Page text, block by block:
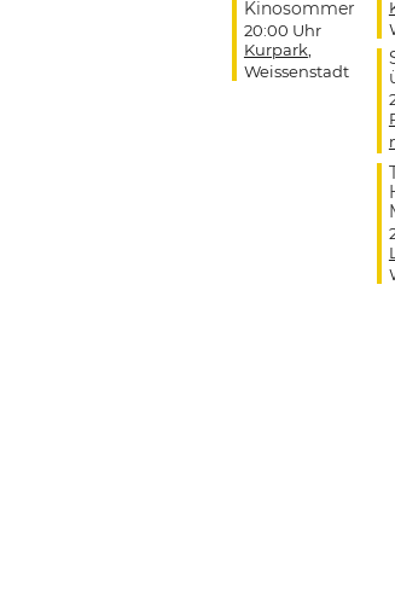
Kinosommer
20:00 Uhr
Kurpark
Weissenstadt